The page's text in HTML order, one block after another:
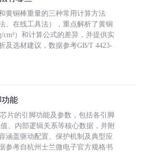
黄铜棒重量的三种常用计算方法
、在线工具法），重点解析了黄铜
cm³）和计算公式的差异，并提供实
及选材建议，数据参考GB/T 4423-
功能
片的引脚功能及参数，包括各引脚
、内部逻辑关系等核心数据，并附
涵盖驱动配置、保护机制及典型应
参考自杭州士兰微电子官方规格书